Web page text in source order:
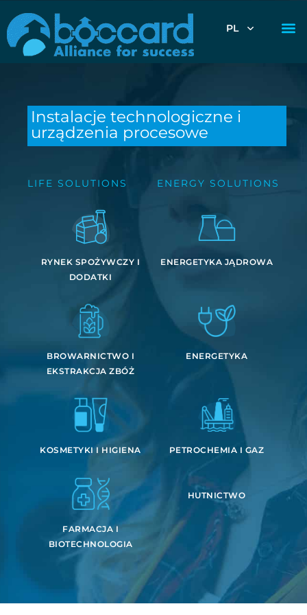
PL
Instalacje technologiczne i
urządzenia procesowe
LIFE SOLUTIONS ENERGY SOLUTIONS
RYNEK SPOŻYWCZY I
DODATKI
ENERGETYKA JĄDROWA
BROWARNICTWO I
EKSTRAKCJA ZBÓŻ
ENERGETYKA
KOSMETYKI I HIGIENA PETROCHEMIA I GAZ
FARMACJA I
BIOTECHNOLOGIA
HUTNICTWO